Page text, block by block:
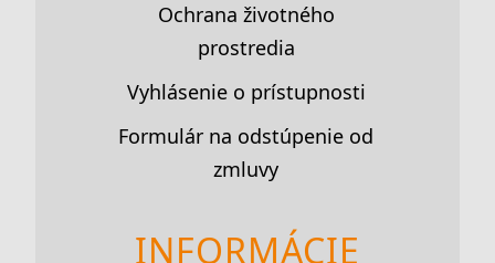
Ochrana životného
prostredia
Vyhlásenie o prístupnosti
Formulár na odstúpenie od
zmluvy
INFORMÁCIE